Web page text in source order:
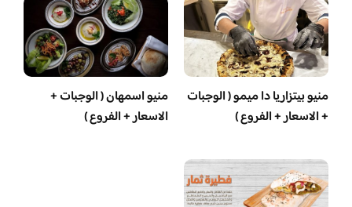
منيو بيتزاريا دا ميمو ( الوجبات
+ الاسعار + الفروع )
منيو اسمهان ( الوجبات +
الاسعار + الفروع )